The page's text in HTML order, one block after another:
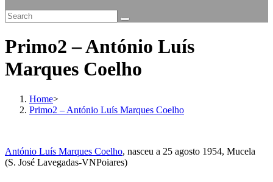
Primo2 – António Luís
Marques Coelho
Home>
Primo2 – António Luís Marques Coelho
António Luís Marques Coelho, nasceu a 25 agosto 1954, Mucela
(S. José Lavegadas-VNPoiares)